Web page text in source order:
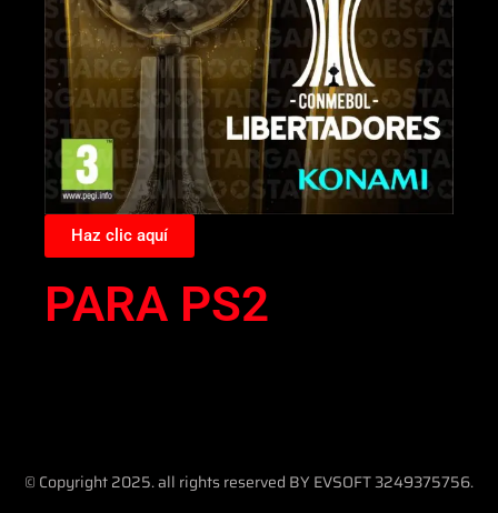
Haz clic aquí
PARA PS2
© Copyright 2025. all rights reserved BY EVSOFT 3249375756.